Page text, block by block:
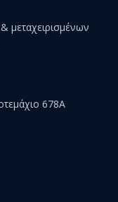
μεταχειρισμένων
678Α